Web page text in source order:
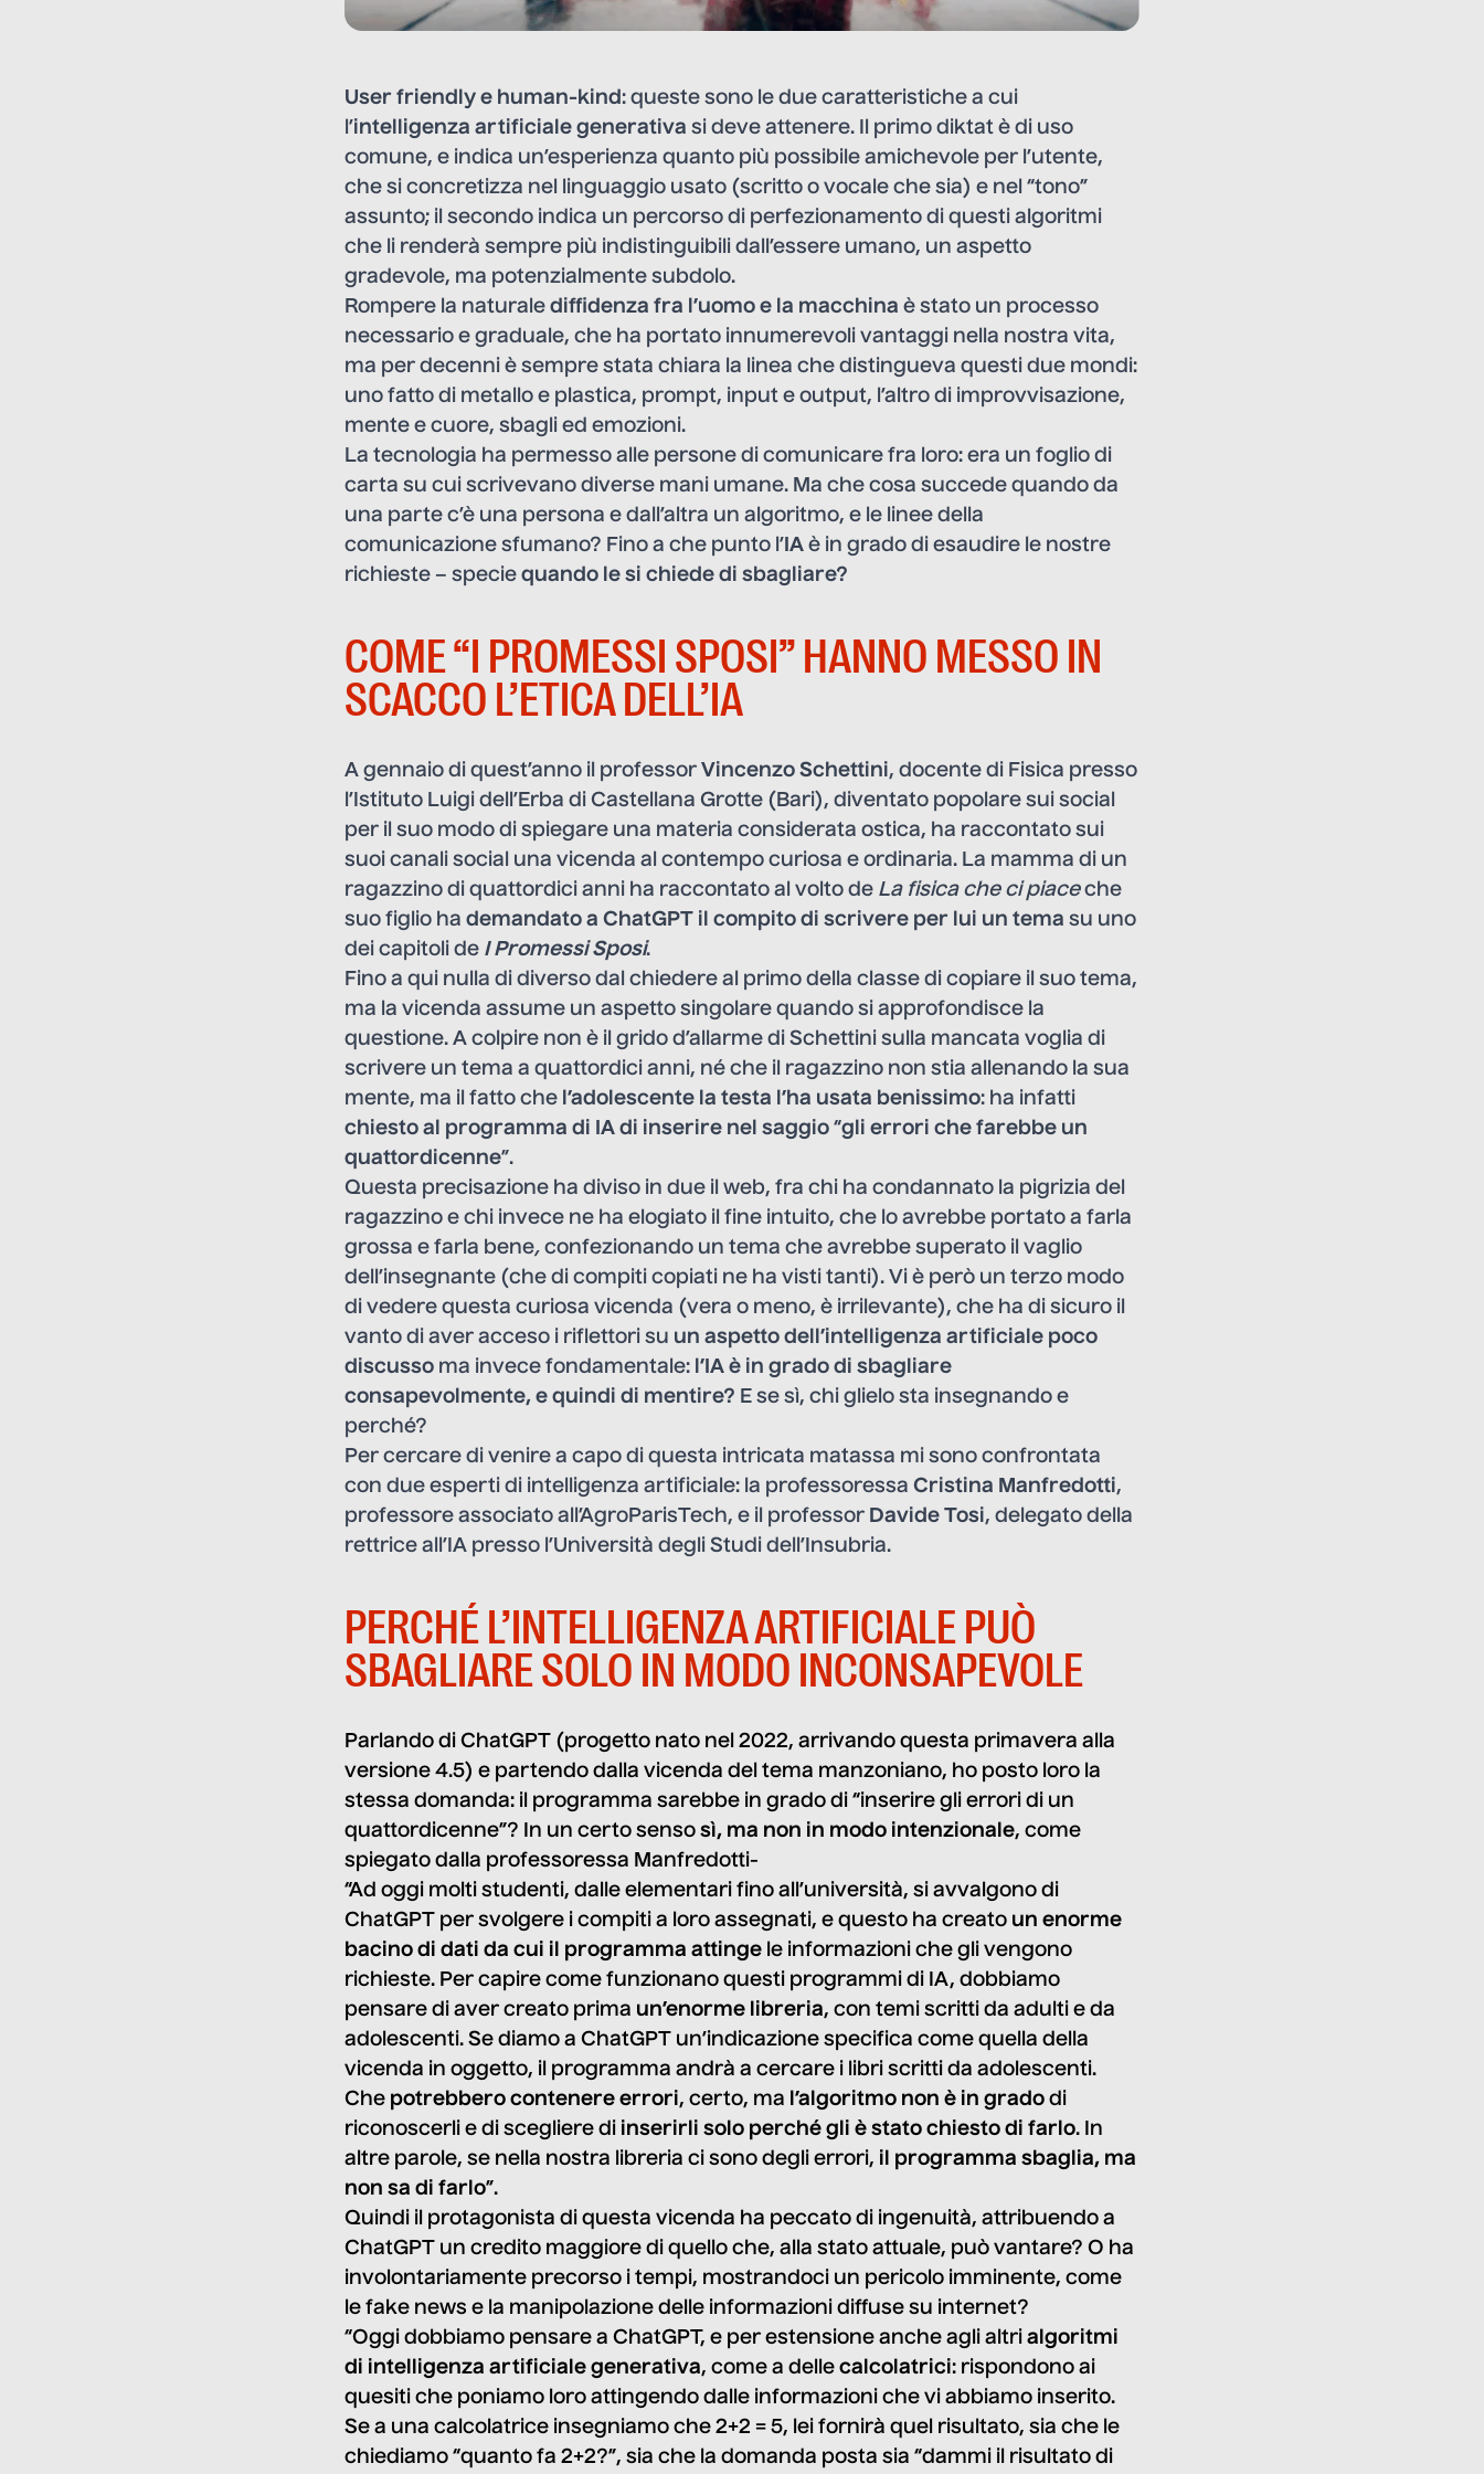
User friendly e human-kind : queste sono le due caratteristiche a cui
l’intelligenza artificiale generativa si deve attenere. Il primo diktat è di uso
comune, e indica un’esperienza quanto più possibile amichevole per l’utente,
che si concretizza nel linguaggio usato (scritto o vocale che sia) e nel “tono”
assunto; il secondo indica un percorso di perfezionamento di questi algoritmi
che li renderà sempre più indistinguibili dall’essere umano, un aspetto
gradevole, ma potenzialmente subdolo.
Rompere la naturale diffidenza fra l’uomo e la macchina è stato un processo
necessario e graduale, che ha portato innumerevoli vantaggi nella nostra vita,
ma per decenni è sempre stata chiara la linea che distingueva questi due mondi:
uno fatto di metallo e plastica, prompt, input e output, l’altro di improvvisazione,
mente e cuore, sbagli ed emozioni.
La tecnologia ha permesso alle persone di comunicare fra loro: era un foglio di
carta su cui scrivevano diverse mani umane. Ma che cosa succede quando da
una parte c’è una persona e dall’altra un algoritmo, e le linee della
comunicazione sfumano? Fino a che punto l’ IA è in grado di esaudire le nostre
richieste – specie quando le si chiede di sbagliare?
COME “I PROMESSI SPOSI” HANNO MESSO IN
SCACCO L’ETICA DELL’IA
A gennaio di quest’anno il professor Vincenzo Schettini, docente di Fisica presso
l’Istituto Luigi dell’Erba di Castellana Grotte (Bari), diventato popolare sui social
per il suo modo di spiegare una materia considerata ostica, ha raccontato sui
suoi canali social una vicenda al contempo curiosa e ordinaria. La mamma di un
ragazzino di quattordici anni ha raccontato al volto de La fisica che ci piaceche
suo figlio ha demandato a ChatGPT il compito di scrivere per lui un tema su uno
dei capitoli de I Promessi Sposi.
Fino a qui nulla di diverso dal chiedere al primo della classe di copiare il suo tema,
ma la vicenda assume un aspetto singolare quando si approfondisce la
questione. A colpire non è il grido d’allarme di Schettini sulla mancata voglia di
scrivere un tema a quattordici anni, né che il ragazzino non stia allenando la sua
mente, ma il fatto che l’adolescente la testa l’ha usata benissimo: ha infatti
chiesto al programma di IA di inserire nel saggio “gli errori che farebbe un
quattordicenne”.
Questa precisazione ha diviso in due il web, fra chi ha condannato la pigrizia del
ragazzino e chi invece ne ha elogiato il fine intuito, che lo avrebbe portato a farla
grossa e farla bene, confezionando un tema che avrebbe superato il vaglio
dell’insegnante (che di compiti copiati ne ha visti tanti). Vi è però un terzo modo
di vedere questa curiosa vicenda (vera o meno, è irrilevante), che ha di sicuro il
vanto di aver acceso i riflettori su un aspetto dell’intelligenza artificiale poco
discusso ma invece fondamentale: l’IA è in grado di sbagliare
consapevolmente, e quindi di mentire? E se sì, chi glielo sta insegnando e
perché?
Per cercare di venire a capo di questa intricata matassa mi sono confrontata
con due esperti di intelligenza artificiale: la professoressa Cristina Manfredotti,
professore associato all’AgroParisTech, e il professor Davide Tosi, delegato della
rettrice all’IA presso l’Università degli Studi dell’Insubria.
PERCHÉ L’INTELLIGENZA ARTIFICIALE PUÒ
SBAGLIARE SOLO IN MODO INCONSAPEVOLE
Parlando di ChatGPT (progetto nato nel 2022, arrivando questa primavera alla
versione 4.5) e partendo dalla vicenda del tema manzoniano, ho posto loro la
stessa domanda: il programma sarebbe in grado di “inserire gli errori di un
quattordicenne”? In un certo senso sì, ma non in modo intenzionale, come
spiegato dalla professoressa Manfredotti-
“Ad oggi molti studenti, dalle elementari fino all’università, si avvalgono di
ChatGPT per svolgere i compiti a loro assegnati, e questo ha creato un enorme
bacino di dati da cui il programma attinge le informazioni che gli vengono
richieste. Per capire come funzionano questi programmi di IA, dobbiamo
pensare di aver creato prima un’enorme libreria, con temi scritti da adulti e da
adolescenti. Se diamo a ChatGPT un’indicazione specifica come quella della
vicenda in oggetto, il programma andrà a cercare i libri scritti da adolescenti.
Che potrebbero contenere errori, certo, ma l’algoritmo non è in grado di
riconoscerli e di scegliere di inserirli solo perché gli è stato chiesto di farlo. In
altre parole, se nella nostra libreria ci sono degli errori, il programma sbaglia, ma
non sa di farlo”.
Quindi il protagonista di questa vicenda ha peccato di ingenuità, attribuendo a
ChatGPT un credito maggiore di quello che, alla stato attuale, può vantare? O ha
involontariamente precorso i tempi, mostrandoci un pericolo imminente, come
le fake news e la manipolazione delle informazioni diffuse su internet?
“Oggi dobbiamo pensare a ChatGPT, e per estensione anche agli altri algoritmi
di intelligenza artificiale generativa, come a delle calcolatrici: rispondono ai
quesiti che poniamo loro attingendo dalle informazioni che vi abbiamo inserito.
Se a una calcolatrice insegniamo che 2+2 = 5, lei fornirà quel risultato, sia che le
chiediamo “quanto fa 2+2?”, sia che la domanda posta sia “dammi il risultato di